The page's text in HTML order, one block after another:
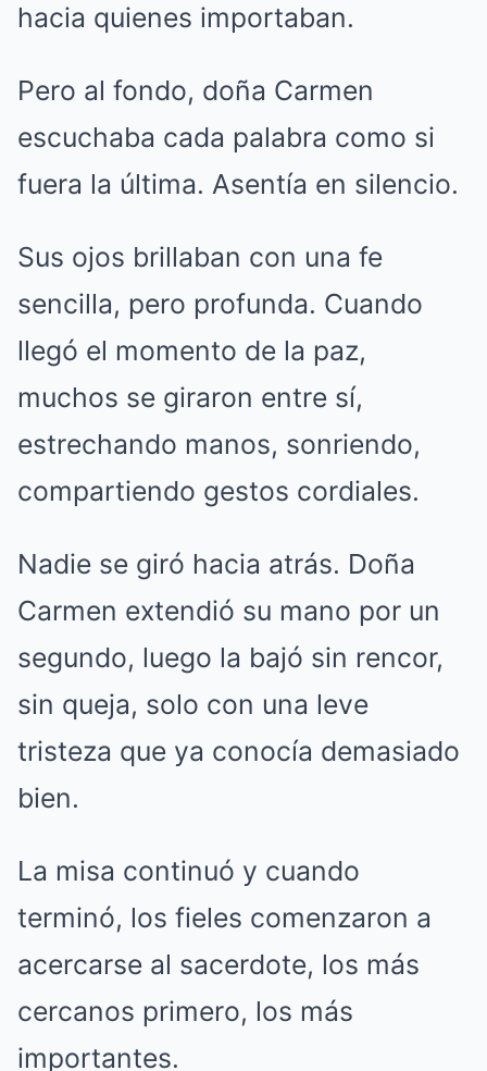
hacia quienes importaban.
Pero al fondo, doña Carmen
escuchaba cada palabra como si
fuera la última. Asentía en silencio.
Sus ojos brillaban con una fe
sencilla, pero profunda. Cuando
llegó el momento de la paz,
muchos se giraron entre sí,
estrechando manos, sonriendo,
compartiendo gestos cordiales.
Nadie se giró hacia atrás. Doña
Carmen extendió su mano por un
segundo, luego la bajó sin rencor,
sin queja, solo con una leve
tristeza que ya conocía demasiado
bien.
La misa continuó y cuando
terminó, los fieles comenzaron a
acercarse al sacerdote, los más
cercanos primero, los más
importantes.